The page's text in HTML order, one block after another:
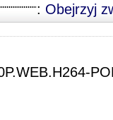
: Obejrzyj